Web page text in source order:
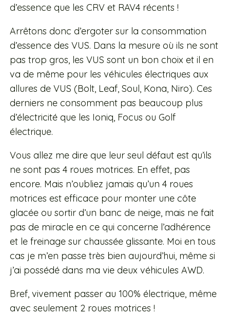
d’essence que les CRV et RAV4 récents !
Arrêtons donc d’ergoter sur la consommation
d’essence des VUS. Dans la mesure où ils ne sont
pas trop gros, les VUS sont un bon choix et il en
va de même pour les véhicules électriques aux
allures de VUS (Bolt, Leaf, Soul, Kona, Niro). Ces
derniers ne consomment pas beaucoup plus
d’électricité que les Ioniq, Focus ou Golf
électrique.
Vous allez me dire que leur seul défaut est qu’ils
ne sont pas 4 roues motrices. En effet, pas
encore. Mais n’oubliez jamais qu’un 4 roues
motrices est efficace pour monter une côte
glacée ou sortir d’un banc de neige, mais ne fait
pas de miracle en ce qui concerne l’adhérence
et le freinage sur chaussée glissante. Moi en tous
cas je m’en passe très bien aujourd’hui, même si
j’ai possédé dans ma vie deux véhicules AWD.
Bref, vivement passer au 100% électrique, même
avec seulement 2 roues motrices !